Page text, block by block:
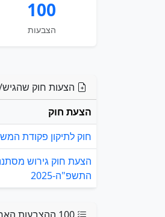
100
הצבעות
הצעות חוק
הצעת חוק
חוק לתיקון פקודת המשטרה (מס'
הצעת חוק גירוש
התשפ"ה-2025